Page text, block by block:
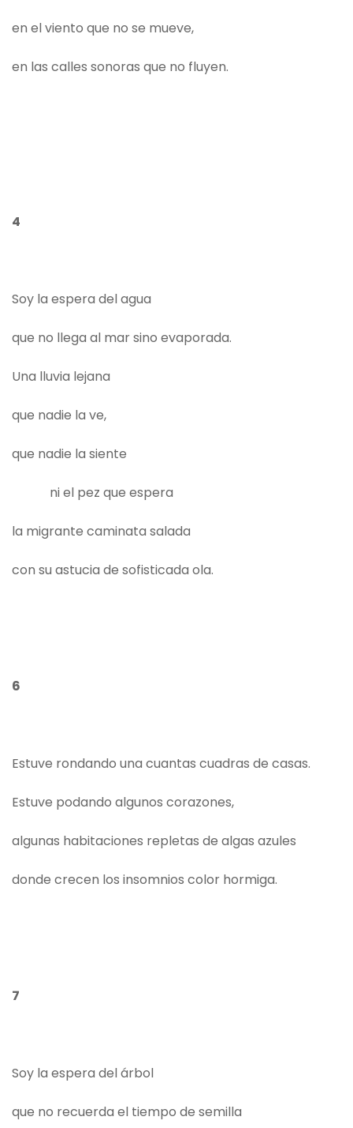
en el viento que no se mueve,
en las calles sonoras que no fluyen.
4
Soy la espera del agua
que no llega al mar sino evaporada.
Una lluvia lejana
que nadie la ve,
que nadie la siente
ni el pez que espera
la migrante caminata salada
con su astucia de sofisticada ola.
6
Estuve rondando una cuantas cuadras de casas.
Estuve podando algunos corazones,
algunas habitaciones repletas de algas azules
donde crecen los insomnios color hormiga.
7
Soy la espera del árbol
que no recuerda el tiempo de semilla